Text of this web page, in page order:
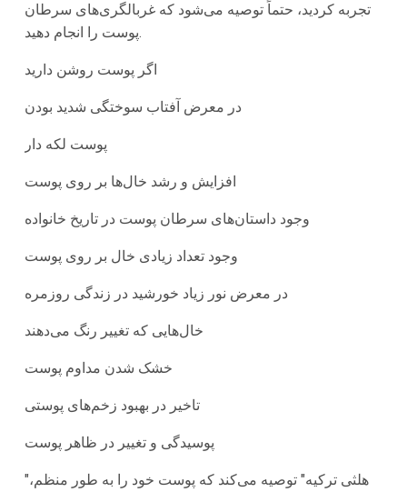
تجربه کردید، حتماً توصیه می‌شود که غربالگری‌های سرطان
پوست را انجام دهید.
اگر پوست روشن دارید
در معرض آفتاب سوختگی شدید بودن
پوست لکه دار
افزایش و رشد خال‌ها بر روی پوست
وجود داستان‌های سرطان پوست در تاریخ خانواده
وجود تعداد زیادی خال بر روی پوست
در معرض نور زیاد خورشید در زندگی روزمره
خال‌هایی که تغییر رنگ می‌دهند
خشک شدن مداوم پوست
تاخیر در بهبود زخم‌های پوستی
پوسیدگی و تغییر در ظاهر پوست
"هلثی ترکیه" توصیه می‌کند که پوست خود را به طور منظم،